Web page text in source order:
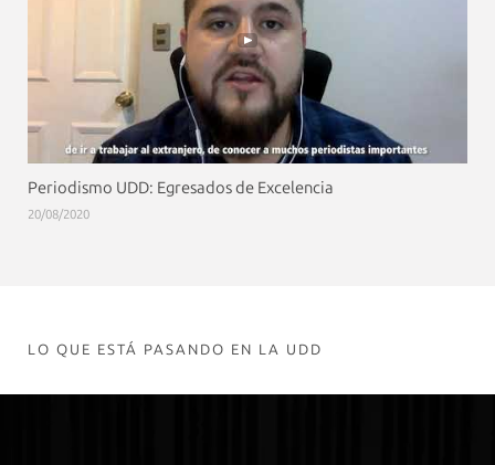
Periodismo UDD: Egresados de Excelencia
20/08/2020
LO QUE ESTÁ PASANDO EN LA UDD